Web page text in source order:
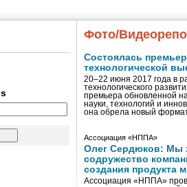
Фото/
Состоялась
технологической
20–22 июня 2017 года в
технологического
премьера обновленной
науки, технологий и
она обрела новый
Ассоциация «НППА»
Олег Сердюков: Мы
содружество
создания продукта
Ассоциация «НППА»